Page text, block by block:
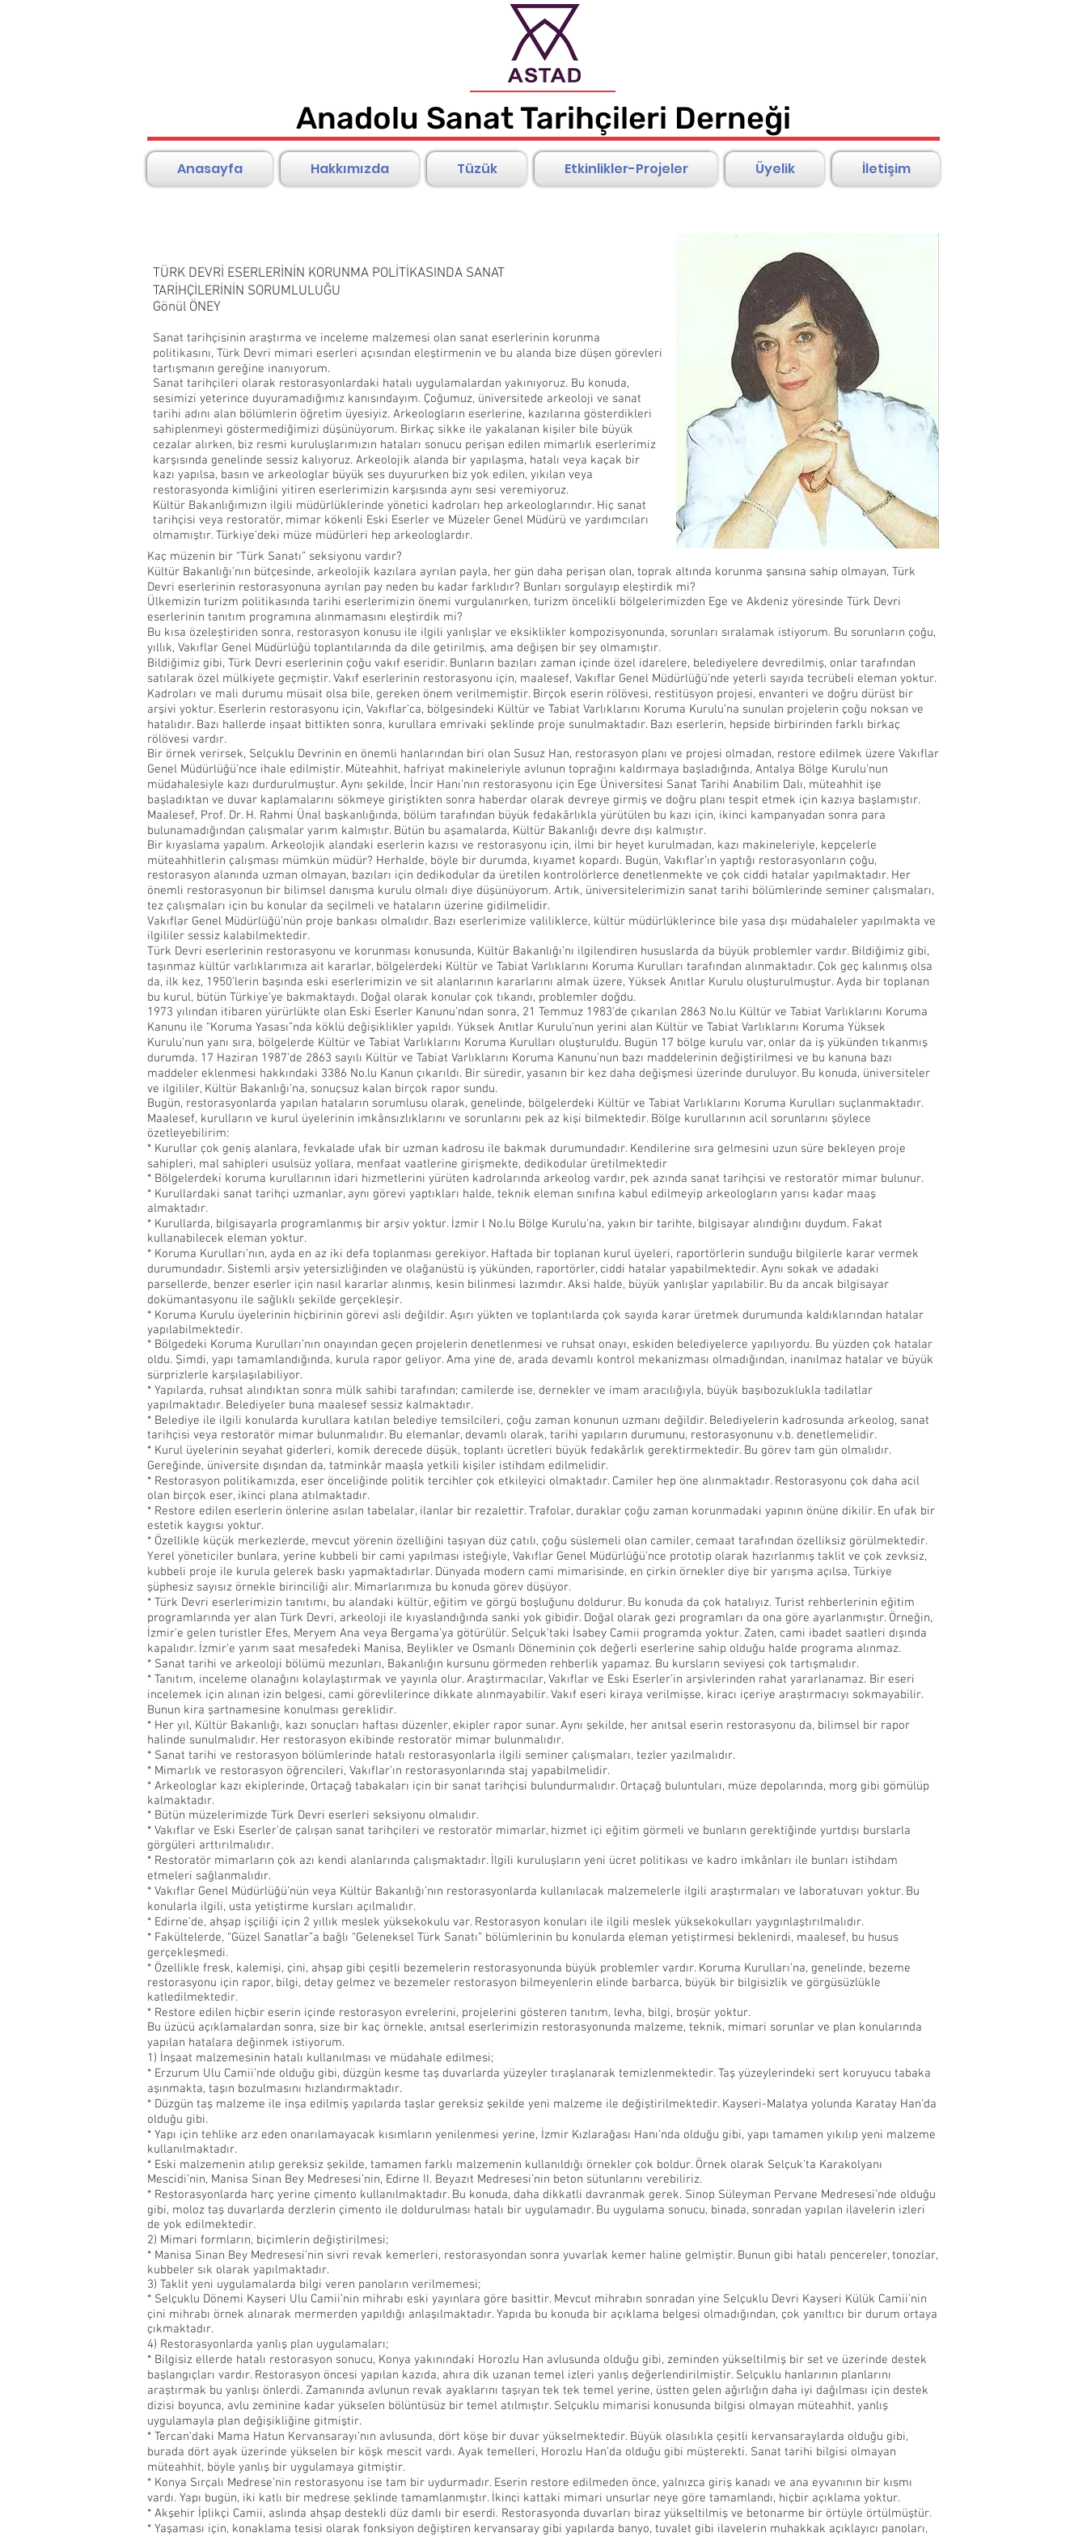
Anadolu Sanat Tarihçileri Derneği
Anasayfa Hakkımızda Tüzük Etkinlikler-Projeler Üyelik İletişim
TÜRK DEVRİ ESERLERİNİN KORUNMA POLİTİKASINDA SANAT
TARİHÇİLERİNİN SORUMLULUĞU
Gönül ÖNEY
Sanat tarihçisinin araştırma ve inceleme malzemesi olan sanat eserlerinin korunma
politikasını, Türk Devri mimari eserleri açısından eleştirmenin ve bu alanda bize düşen görevleri
tartışmanın gereğine inanıyorum.
Sanat tarihçileri olarak restorasyonlardaki hatalı uygulamalardan yakınıyoruz. Bu konuda,
sesimizi yeterince duyuramadığımız kanısındayım. Çoğumuz, üniversitede arkeoloji ve sanat
tarihi adını alan bölümlerin öğretim üyesiyiz. Arkeologların eserlerine, kazılarına gösterdikleri
sahiplenmeyi göstermediğimizi düşünüyorum. Birkaç sikke ile yakalanan kişiler bile büyük
cezalar alırken, biz resmi kuruluşlarımızın hataları sonucu perişan edilen mimarlık eserlerimiz
karşısında genelinde sessiz kalıyoruz. Arkeolojik alanda bir yapılaşma, hatalı veya kaçak bir
kazı yapılsa, basın ve arkeologlar büyük ses duyururken biz yok edilen, yıkılan veya
restorasyonda kimliğini yitiren eserlerimizin karşısında aynı sesi veremiyoruz.
Kültür Bakanlığımızın ilgili müdürlüklerinde yönetici kadroları hep arkeologlarındır. Hiç sanat
tarihçisi veya restoratör, mimar kökenli Eski Eserler ve Müzeler Genel Müdürü ve yardımcıları
olmamıştır. Türkiye’deki müze müdürleri hep arkeologlardır.
Kaç müzenin bir “Türk Sanatı” seksiyonu vardır?
Kültür Bakanlığı’nın bütçesinde, arkeolojik kazılara ayrılan payla, her gün daha perişan olan, toprak altında korunma şansına sahip olmayan, Türk
Devri eserlerinin restorasyonuna ayrılan pay neden bu kadar farklıdır? Bunları sorgulayıp eleştirdik mi?
Ülkemizin turizm politikasında tarihi eserlerimizin önemi vurgulanırken, turizm öncelikli bölgelerimizden Ege ve Akdeniz yöresinde Türk Devri
eserlerinin tanıtım programına alınmamasını eleştirdik mi?
Bu kısa özeleştiriden sonra, restorasyon konusu ile ilgili yanlışlar ve eksiklikler kompozisyonunda, sorunları sıralamak istiyorum. Bu sorunların çoğu,
yıllık, Vakıflar Genel Müdürlüğü toplantılarında da dile getirilmiş, ama değişen bir şey olmamıştır.
Bildiğimiz gibi, Türk Devri eserlerinin çoğu vakıf eseridir. Bunların bazıları zaman içinde özel idarelere, belediyelere devredilmiş, onlar tarafından
satılarak özel mülkiyete geçmiştir. Vakıf eserlerinin restorasyonu için, maalesef, Vakıflar Genel Müdürlüğü’nde yeterli sayıda tecrübeli eleman yoktur.
Kadroları ve mali durumu müsait olsa bile, gereken önem verilmemiştir. Birçok eserin rölövesi, restitüsyon projesi, envanteri ve doğru dürüst bir
arşivi yoktur. Eserlerin restorasyonu için, Vakıflar’ca, bölgesindeki Kültür ve Tabiat Varlıklarını Koruma Kurulu’na sunulan projelerin çoğu noksan ve
hatalıdır. Bazı hallerde inşaat bittikten sonra, kurullara emrivaki şeklinde proje sunulmaktadır. Bazı eserlerin, hepside birbirinden farklı birkaç
rölövesi vardır.
Bir örnek verirsek, Selçuklu Devrinin en önemli hanlarından biri olan Susuz Han, restorasyon planı ve projesi olmadan, restore edilmek üzere Vakıflar
Genel Müdürlüğü’nce ihale edilmiştir. Müteahhit, hafriyat makineleriyle avlunun toprağını kaldırmaya başladığında, Antalya Bölge Kurulu’nun
müdahalesiyle kazı durdurulmuştur. Aynı şekilde, İncir Hanı’nın restorasyonu için Ege Üniversitesi Sanat Tarihi Anabilim Dalı, müteahhit işe
başladıktan ve duvar kaplamalarını sökmeye giriştikten sonra haberdar olarak devreye girmiş ve doğru planı tespit etmek için kazıya başlamıştır.
Maalesef, Prof. Dr. H. Rahmi Ünal başkanlığında, bölüm tarafından büyük fedakârlıkla yürütülen bu kazı için, ikinci kampanyadan sonra para
bulunamadığından çalışmalar yarım kalmıştır. Bütün bu aşamalarda, Kültür Bakanlığı devre dışı kalmıştır.
Bir kıyaslama yapalım. Arkeolojik alandaki eserlerin kazısı ve restorasyonu için, ilmi bir heyet kurulmadan, kazı makineleriyle, kepçelerle
müteahhitlerin çalışması mümkün müdür? Herhalde, böyle bir durumda, kıyamet kopardı. Bugün, Vakıflar’ın yaptığı restorasyonların çoğu,
restorasyon alanında uzman olmayan, bazıları için dedikodular da üretilen kontrolörlerce denetlenmekte ve çok ciddi hatalar yapılmaktadır. Her
önemli restorasyonun bir bilimsel danışma kurulu olmalı diye düşünüyorum. Artık, üniversitelerimizin sanat tarihi bölümlerinde seminer çalışmaları,
tez çalışmaları için bu konular da seçilmeli ve hataların üzerine gidilmelidir.
Vakıflar Genel Müdürlüğü’nün proje bankası olmalıdır. Bazı eserlerimize valiliklerce, kültür müdürlüklerince bile yasa dışı müdahaleler yapılmakta ve
ilgililer sessiz kalabilmektedir.
Türk Devri eserlerinin restorasyonu ve korunması konusunda, Kültür Bakanlığı’nı ilgilendiren hususlarda da büyük problemler vardır. Bildiğimiz gibi,
taşınmaz kültür varlıklarımıza ait kararlar, bölgelerdeki Kültür ve Tabiat Varlıklarını Koruma Kurulları tarafından alınmaktadır. Çok geç kalınmış olsa
da, ilk kez, 1950’lerin başında eski eserlerimizin ve sit alanlarının kararlarını almak üzere, Yüksek Anıtlar Kurulu oluşturulmuştur. Ayda bir toplanan
bu kurul, bütün Türkiye’ye bakmaktaydı. Doğal olarak konular çok tıkandı, problemler doğdu.
1973 yılından itibaren yürürlükte olan Eski Eserler Kanunu’ndan sonra, 21 Temmuz 1983’de çıkarılan 2863 No.lu Kültür ve Tabiat Varlıklarını Koruma
Kanunu ile “Koruma Yasası”nda köklü değişiklikler yapıldı. Yüksek Anıtlar Kurulu’nun yerini alan Kültür ve Tabiat Varlıklarını Koruma Yüksek
Kurulu’nun yanı sıra, bölgelerde Kültür ve Tabiat Varlıklarını Koruma Kurulları oluşturuldu. Bugün 17 bölge kurulu var, onlar da iş yükünden tıkanmış
durumda. 17 Haziran 1987’de 2863 sayılı Kültür ve Tabiat Varlıklarını Koruma Kanunu’nun bazı maddelerinin değiştirilmesi ve bu kanuna bazı
maddeler eklenmesi hakkındaki 3386 No.lu Kanun çıkarıldı. Bir süredir, yasanın bir kez daha değişmesi üzerinde duruluyor. Bu konuda, üniversiteler
ve ilgililer, Kültür Bakanlığı’na, sonuçsuz kalan birçok rapor sundu.
Bugün, restorasyonlarda yapılan hataların sorumlusu olarak, genelinde, bölgelerdeki Kültür ve Tabiat Varlıklarını Koruma Kurulları suçlanmaktadır.
Maalesef, kurulların ve kurul üyelerinin imkânsızlıklarını ve sorunlarını pek az kişi bilmektedir. Bölge kurullarının acil sorunlarını şöylece
özetleyebilirim:
* Kurullar çok geniş alanlara, fevkalade ufak bir uzman kadrosu ile bakmak durumundadır. Kendilerine sıra gelmesini uzun süre bekleyen proje
sahipleri, mal sahipleri usulsüz yollara, menfaat vaatlerine girişmekte, dedikodular üretilmektedir
* Bölgelerdeki koruma kurullarının idari hizmetlerini yürüten kadrolarında arkeolog vardır, pek azında sanat tarihçisi ve restoratör mimar bulunur.
* Kurullardaki sanat tarihçi uzmanlar, aynı görevi yaptıkları halde, teknik eleman sınıfına kabul edilmeyip arkeologların yarısı kadar maaş
almaktadır.
* Kurullarda, bilgisayarla programlanmış bir arşiv yoktur. İzmir l No.lu Bölge Kurulu’na, yakın bir tarihte, bilgisayar alındığını duydum. Fakat
kullanabilecek eleman yoktur.
* Koruma Kurulları’nın, ayda en az iki defa toplanması gerekiyor. Haftada bir toplanan kurul üyeleri, raportörlerin sunduğu bilgilerle karar vermek
durumundadır. Sistemli arşiv yetersizliğinden ve olağanüstü iş yükünden, raportörler, ciddi hatalar yapabilmektedir. Aynı sokak ve adadaki
parsellerde, benzer eserler için nasıl kararlar alınmış, kesin bilinmesi lazımdır. Aksi halde, büyük yanlışlar yapılabilir. Bu da ancak bilgisayar
dokümantasyonu ile sağlıklı şekilde gerçekleşir.
* Koruma Kurulu üyelerinin hiçbirinin görevi asli değildir. Aşırı yükten ve toplantılarda çok sayıda karar üretmek durumunda kaldıklarından hatalar
yapılabilmektedir.
* Bölgedeki Koruma Kurulları’nın onayından geçen projelerin denetlenmesi ve ruhsat onayı, eskiden belediyelerce yapılıyordu. Bu yüzden çok hatalar
oldu. Şimdi, yapı tamamlandığında, kurula rapor geliyor. Ama yine de, arada devamlı kontrol mekanizması olmadığından, inanılmaz hatalar ve büyük
sürprizlerle karşılaşılabiliyor.
* Yapılarda, ruhsat alındıktan sonra mülk sahibi tarafından; camilerde ise, dernekler ve imam aracılığıyla, büyük başıbozuklukla tadilatlar
yapılmaktadır. Belediyeler buna maalesef sessiz kalmaktadır.
* Belediye ile ilgili konularda kurullara katılan belediye temsilcileri, çoğu zaman konunun uzmanı değildir. Belediyelerin kadrosunda arkeolog, sanat
tarihçisi veya restoratör mimar bulunmalıdır. Bu elemanlar, devamlı olarak, tarihi yapıların durumunu, restorasyonunu v.b. denetlemelidir.
* Kurul üyelerinin seyahat giderleri, komik derecede düşük, toplantı ücretleri büyük fedakârlık gerektirmektedir. Bu görev tam gün olmalıdır.
Gereğinde, üniversite dışından da, tatminkâr maaşla yetkili kişiler istihdam edilmelidir.
* Restorasyon politikamızda, eser önceliğinde politik tercihler çok etkileyici olmaktadır. Camiler hep öne alınmaktadır. Restorasyonu çok daha acil
olan birçok eser, ikinci plana atılmaktadır.
* Restore edilen eserlerin önlerine asılan tabelalar, ilanlar bir rezalettir. Trafolar, duraklar çoğu zaman korunmadaki yapının önüne dikilir. En ufak bir
estetik kaygısı yoktur.
* Özellikle küçük merkezlerde, mevcut yörenin özelliğini taşıyan düz çatılı, çoğu süslemeli olan camiler, cemaat tarafından özelliksiz görülmektedir.
Yerel yöneticiler bunlara, yerine kubbeli bir cami yapılması isteğiyle, Vakıflar Genel Müdürlüğü’nce prototip olarak hazırlanmış taklit ve çok zevksiz,
kubbeli proje ile kurula gelerek baskı yapmaktadırlar. Dünyada modern cami mimarisinde, en çirkin örnekler diye bir yarışma açılsa, Türkiye
şüphesiz sayısız örnekle birinciliği alır. Mimarlarımıza bu konuda görev düşüyor.
* Türk Devri eserlerimizin tanıtımı, bu alandaki kültür, eğitim ve görgü boşluğunu doldurur. Bu konuda da çok hatalıyız. Turist rehberlerinin eğitim
programlarında yer alan Türk Devri, arkeoloji ile kıyaslandığında sanki yok gibidir. Doğal olarak gezi programları da ona göre ayarlanmıştır. Örneğin,
İzmir’e gelen turistler Efes, Meryem Ana veya Bergama’ya götürülür. Selçuk’taki İsabey Camii programda yoktur. Zaten, cami ibadet saatleri dışında
kapalıdır. İzmir’e yarım saat mesafedeki Manisa, Beylikler ve Osmanlı Döneminin çok değerli eserlerine sahip olduğu halde programa alınmaz.
* Sanat tarihi ve arkeoloji bölümü mezunları, Bakanlığın kursunu görmeden rehberlik yapamaz. Bu kursların seviyesi çok tartışmalıdır.
* Tanıtım, inceleme olanağını kolaylaştırmak ve yayınla olur. Araştırmacılar, Vakıflar ve Eski Eserler’in arşivlerinden rahat yararlanamaz. Bir eseri
incelemek için alınan izin belgesi, cami görevlilerince dikkate alınmayabilir. Vakıf eseri kiraya verilmişse, kiracı içeriye araştırmacıyı sokmayabilir.
Bunun kira şartnamesine konulması gereklidir.
* Her yıl, Kültür Bakanlığı, kazı sonuçları haftası düzenler, ekipler rapor sunar. Aynı şekilde, her anıtsal eserin restorasyonu da, bilimsel bir rapor
halinde sunulmalıdır. Her restorasyon ekibinde restoratör mimar bulunmalıdır.
* Sanat tarihi ve restorasyon bölümlerinde hatalı restorasyonlarla ilgili seminer çalışmaları, tezler yazılmalıdır.
* Mimarlık ve restorasyon öğrencileri, Vakıflar’ın restorasyonlarında staj yapabilmelidir.
* Arkeologlar kazı ekiplerinde, Ortaçağ tabakaları için bir sanat tarihçisi bulundurmalıdır. Ortaçağ buluntuları, müze depolarında, morg gibi gömülüp
kalmaktadır.
* Bütün müzelerimizde Türk Devri eserleri seksiyonu olmalıdır.
* Vakıflar ve Eski Eserler’de çalışan sanat tarihçileri ve restoratör mimarlar, hizmet içi eğitim görmeli ve bunların gerektiğinde yurtdışı burslarla
görgüleri arttırılmalıdır.
* Restoratör mimarların çok azı kendi alanlarında çalışmaktadır. İlgili kuruluşların yeni ücret politikası ve kadro imkânları ile bunları istihdam
etmeleri sağlanmalıdır.
* Vakıflar Genel Müdürlüğü’nün veya Kültür Bakanlığı’nın restorasyonlarda kullanılacak malzemelerle ilgili araştırmaları ve laboratuvarı yoktur. Bu
konularla ilgili, usta yetiştirme kursları açılmalıdır.
* Edirne’de, ahşap işçiliği için 2 yıllık meslek yüksekokulu var. Restorasyon konuları ile ilgili meslek yüksekokulları yaygınlaştırılmalıdır.
* Fakültelerde, “Güzel Sanatlar”a bağlı “Geleneksel Türk Sanatı” bölümlerinin bu konularda eleman yetiştirmesi beklenirdi, maalesef, bu husus
gerçekleşmedi.
* Özellikle fresk, kalemişi, çini, ahşap gibi çeşitli bezemelerin restorasyonunda büyük problemler vardır. Koruma Kurulları’na, genelinde, bezeme
restorasyonu için rapor, bilgi, detay gelmez ve bezemeler restorasyon bilmeyenlerin elinde barbarca, büyük bir bilgisizlik ve görgüsüzlükle
katledilmektedir.
* Restore edilen hiçbir eserin içinde restorasyon evrelerini, projelerini gösteren tanıtım, levha, bilgi, broşür yoktur.
Bu üzücü açıklamalardan sonra, size bir kaç örnekle, anıtsal eserlerimizin restorasyonunda malzeme, teknik, mimari sorunlar ve plan konularında
yapılan hatalara değinmek istiyorum.
1) İnşaat malzemesinin hatalı kullanılması ve müdahale edilmesi;
* Erzurum Ulu Camii’nde olduğu gibi, düzgün kesme taş duvarlarda yüzeyler tıraşlanarak temizlenmektedir. Taş yüzeylerindeki sert koruyucu tabaka
aşınmakta, taşın bozulmasını hızlandırmaktadır.
* Düzgün taş malzeme ile inşa edilmiş yapılarda taşlar gereksiz şekilde yeni malzeme ile değiştirilmektedir. Kayseri-Malatya yolunda Karatay Han’da
olduğu gibi.
* Yapı için tehlike arz eden onarılamayacak kısımların yenilenmesi yerine, İzmir Kızlarağası Hanı’nda olduğu gibi, yapı tamamen yıkılıp yeni malzeme
kullanılmaktadır.
* Eski malzemenin atılıp gereksiz şekilde, tamamen farklı malzemenin kullanıldığı örnekler çok boldur. Örnek olarak Selçuk’ta Karakolyanı
Mescidi’nin, Manisa Sinan Bey Medresesi’nin, Edirne II. Beyazıt Medresesi’nin beton sütunlarını verebiliriz.
* Restorasyonlarda harç yerine çimento kullanılmaktadır. Bu konuda, daha dikkatli davranmak gerek. Sinop Süleyman Pervane Medresesi’nde olduğu
gibi, moloz taş duvarlarda derzlerin çimento ile doldurulması hatalı bir uygulamadır. Bu uygulama sonucu, binada, sonradan yapılan ilavelerin izleri
de yok edilmektedir.
2) Mimari formların, biçimlerin değiştirilmesi;
* Manisa Sinan Bey Medresesi’nin sivri revak kemerleri, restorasyondan sonra yuvarlak kemer haline gelmiştir. Bunun gibi hatalı pencereler, tonozlar,
kubbeler sık olarak yapılmaktadır.
3) Taklit yeni uygulamalarda bilgi veren panoların verilmemesi;
* Selçuklu Dönemi Kayseri Ulu Camii’nin mihrabı eski yayınlara göre basittir. Mevcut mihrabın sonradan yine Selçuklu Devri Kayseri Külük Camii’nin
çini mihrabı örnek alınarak mermerden yapıldığı anlaşılmaktadır. Yapıda bu konuda bir açıklama belgesi olmadığından, çok yanıltıcı bir durum ortaya
çıkmaktadır.
4) Restorasyonlarda yanlış plan uygulamaları;
* Bilgisiz ellerde hatalı restorasyon sonucu, Konya yakınındaki Horozlu Han avlusunda olduğu gibi, zeminden yükseltilmiş bir set ve üzerinde destek
başlangıçları vardır. Restorasyon öncesi yapılan kazıda, ahıra dik uzanan temel izleri yanlış değerlendirilmiştir. Selçuklu hanlarının planlarını
araştırmak bu yanlışı önlerdi. Zamanında avlunun revak ayaklarını taşıyan tek tek temel yerine, üstten gelen ağırlığın daha iyi dağılması için destek
dizisi boyunca, avlu zeminine kadar yükselen bölüntüsüz bir temel atılmıştır. Selçuklu mimarisi konusunda bilgisi olmayan müteahhit, yanlış
uygulamayla plan değişikliğine gitmiştir.
* Tercan’daki Mama Hatun Kervansarayı’nın avlusunda, dört köşe bir duvar yükselmektedir. Büyük olasılıkla çeşitli kervansaraylarda olduğu gibi,
burada dört ayak üzerinde yükselen bir köşk mescit vardı. Ayak temelleri, Horozlu Han’da olduğu gibi müşterekti. Sanat tarihi bilgisi olmayan
müteahhit, böyle yanlış bir uygulamaya gitmiştir.
* Konya Sırçalı Medrese’nin restorasyonu ise tam bir uydurmadır. Eserin restore edilmeden önce, yalnızca giriş kanadı ve ana eyvanının bir kısmı
vardı. Yapı bugün, iki katlı bir medrese şeklinde tamamlanmıştır. İkinci kattaki mimari unsurlar neye göre tamamlandı, hiçbir açıklama yoktur.
* Akşehir İplikçi Camii, aslında ahşap destekli düz damlı bir eserdi. Restorasyonda duvarları biraz yükseltilmiş ve betonarme bir örtüyle örtülmüştür.
* Yaşaması için, konaklama tesisi olarak fonksiyon değiştiren kervansaray gibi yapılarda banyo, tuvalet gibi ilavelerin muhakkak açıklayıcı panoları,